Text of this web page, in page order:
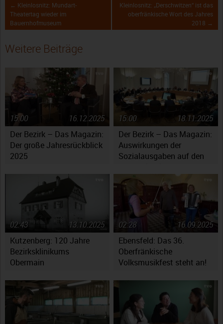
← Kleinlosnitz: Mundart-
Theatertag wieder im
Bauernhofmuseum
Kleinlosnitz: „Derschwitzen“ ist das
oberfränkische Wort des Jahres
2018 →
Weitere Beiträge
Der Bezirk – Das Magazin:
Der große Jahresrückblick
2025
16.12.2025
15:00
Der Bezirk – Das Magazin:
Auswirkungen der
Sozialausgaben auf den
18.11.2025
15:00
Kutzenberg: 120 Jahre
Bezirksklinikums
Obermain
13.10.2025
02:43
Ebensfeld: Das 36.
Oberfränkische
Volksmusikfest steht an!
16.09.2025
02:28